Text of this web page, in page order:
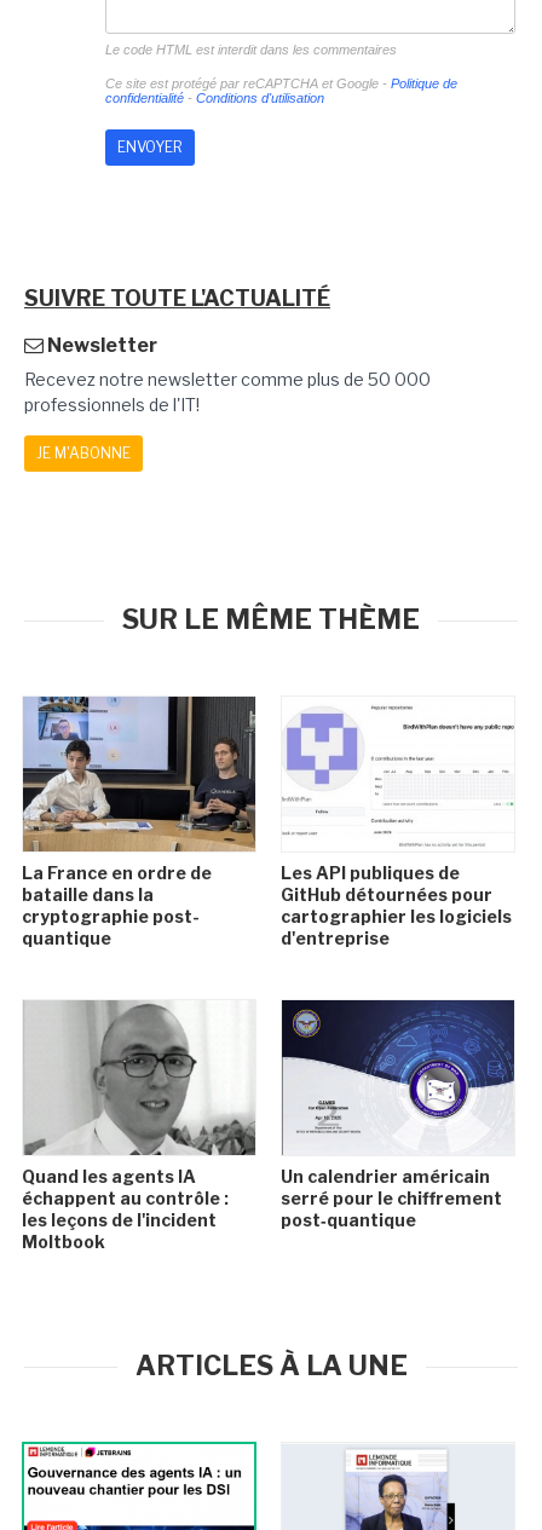
Le code HTML est interdit dans les commentaires
Ce site est protégé par reCAPTCHA et Google - Politique de
confidentialité- Conditions d'utilisation
SUIVRE TOUTE L'ACTUALITÉ
Newsletter
Recevez notre newsletter comme plus de 50 000
professionnels de l'IT!
JE M'ABONNE
SUR LE MÊME THÈME
La France en ordre de
bataille dans la
cryptographie post-
quantique
Les API publiques de
GitHub détournées pour
cartographier les logiciels
d'entreprise
Quand les agents IA
échappent au contrôle :
les leçons de l'incident
Moltbook
Un calendrier américain
serré pour le chiffrement
post‑quantique
ARTICLES À LA UNE